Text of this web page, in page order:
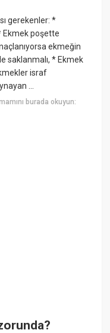
gerekenler: *
Ekmek poşette
ekmeğin
saklanmalı, * Ekmek
israf
...
burada okuyun: